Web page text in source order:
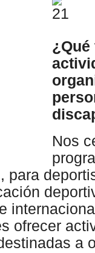
Nos
para
ofrecer
a